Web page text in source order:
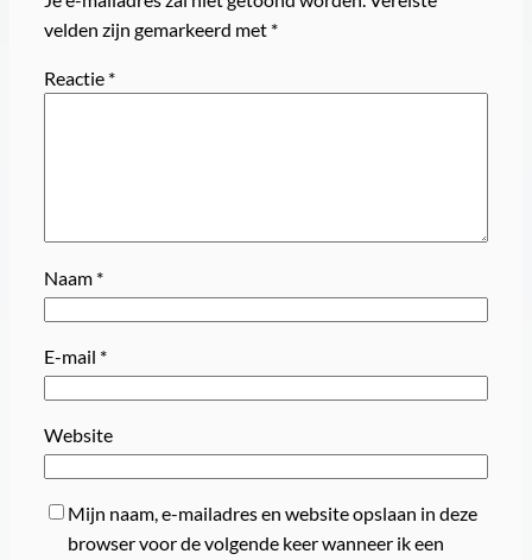
velden zijn gemarkeerd met *
Reactie *
Naam *
E-mail *
Website
Mijn naam, e-mailadres en website opslaan in deze
browser voor de volgende keer wanneer ik een